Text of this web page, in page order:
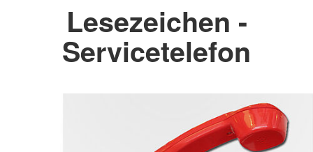
Lesezeichen -
Servicetelefon